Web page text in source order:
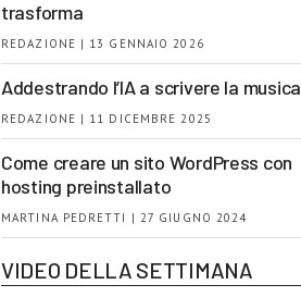
trasforma
REDAZIONE | 13 GENNAIO 2026
Addestrando l’IA a scrivere la musica
REDAZIONE | 11 DICEMBRE 2025
Come creare un sito WordPress con
hosting preinstallato
MARTINA PEDRETTI | 27 GIUGNO 2024
VIDEO DELLA SETTIMANA